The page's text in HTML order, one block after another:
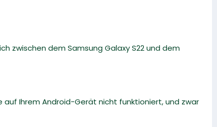
zwischen dem Samsung Galaxy S22 und dem
auf Ihrem Android-Gerät nicht funktioniert, und zwar